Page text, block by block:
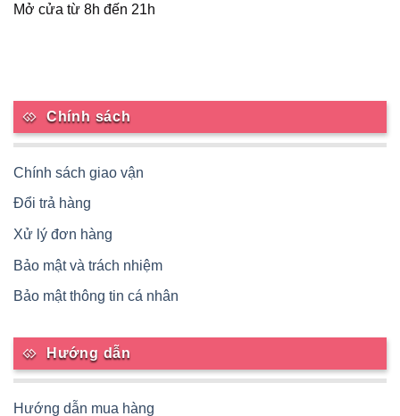
Mở cửa từ 8h đến 21h
Chính sách
Chính sách giao vận
Đổi trả hàng
Xử lý đơn hàng
Bảo mật và trách nhiệm
Bảo mật thông tin cá nhân
Hướng dẫn
Hướng dẫn mua hàng